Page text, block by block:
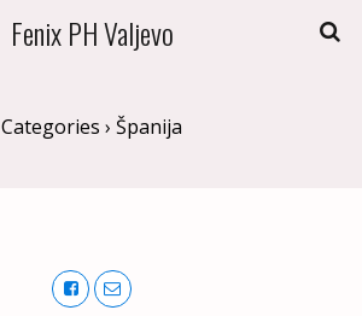
Fenix PH Valjevo
Categories › Španija